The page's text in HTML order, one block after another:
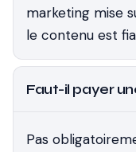
marketing mise
le contenu est
Faut-il payer
Pas